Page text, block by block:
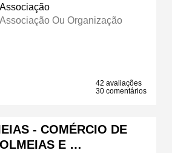
Associação
Associação Ou Organização
42 avaliações
30 comentários
- COMÉRCIO DE
E …